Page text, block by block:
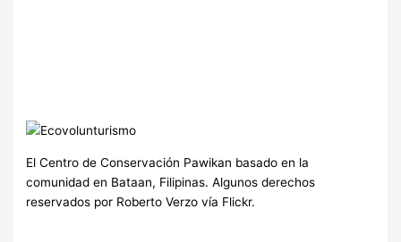
El Centro de Conservación Pawikan basado en la
comunidad en Bataan, Filipinas. Algunos derechos
reservados por Roberto Verzo vía Flickr.